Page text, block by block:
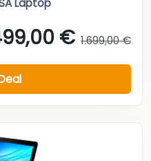
Laptop
€ 1.699,00 €